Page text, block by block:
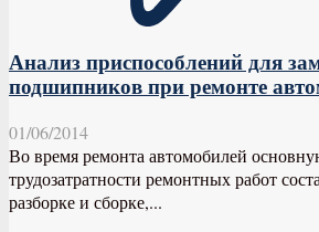
Анализ приспособлений для
подшипников при ремонте
01/06/2014
Во время ремонта автомобилей
трудозатратности ремонтных работ
разборке и сборке,...